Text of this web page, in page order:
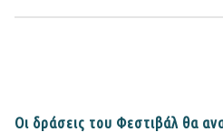
Οι δράσεις του Φεστιβάλ θα